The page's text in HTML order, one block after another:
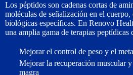
Los péptidos son cadenas cortas de
moléculas de señalización en el
biológicas específicas. En Renovo
una amplia gama de terapias peptídicas
Mejorar el control de peso y el
Mejorar la recuperación muscular
magra